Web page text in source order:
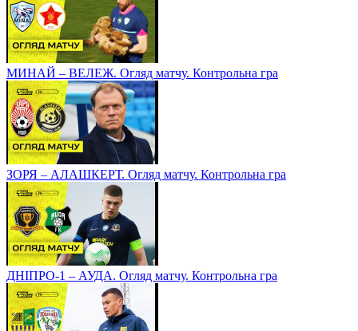
МИНАЙ – ВЕЛЕЖ. Огляд матчу. Контрольна гра
ЗОРЯ – АЛАШКЕРТ. Огляд матчу. Контрольна гра
ДНІПРО-1 – АУДА. Огляд матчу. Контрольна гра